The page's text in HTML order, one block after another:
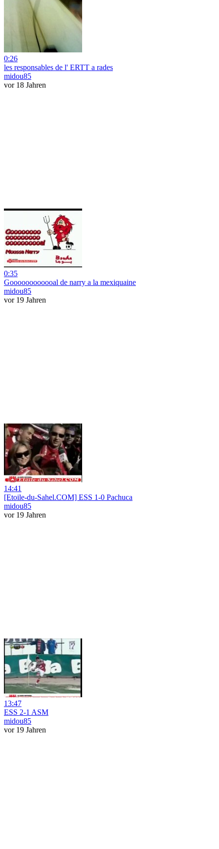
0:26
les responsables de l' ERTT a rades
midou85
vor 18 Jahren
0:35
Goooooooooooal de narry a la mexiquaine
midou85
vor 19 Jahren
14:41
[Etoile-du-Sahel.COM] ESS 1-0 Pachuca
midou85
vor 19 Jahren
13:47
ESS 2-1 ASM
midou85
vor 19 Jahren